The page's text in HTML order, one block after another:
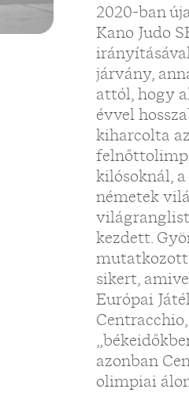
2020-ban
Kano Judo
járvány,
attól, hogy
évvel
kiharcolta
kilósoknál,
németek
kezdett.
mutatkozott
sikert,
Európai
azonban
olimpiai